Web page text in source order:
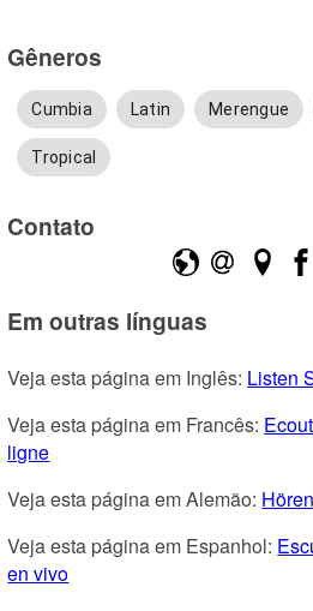
Gêneros
Cumbia Latin Merengue
Tropical
Contato
Em outras línguas
Veja esta página em Inglês: Listen
Veja esta página em Francês:
ligne
Veja esta página em Alemão:
Veja esta página em Espanhol:
en vivo